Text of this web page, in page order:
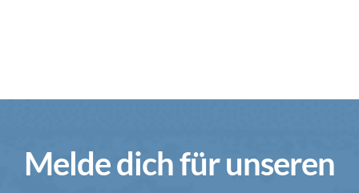
Melde dich für unseren